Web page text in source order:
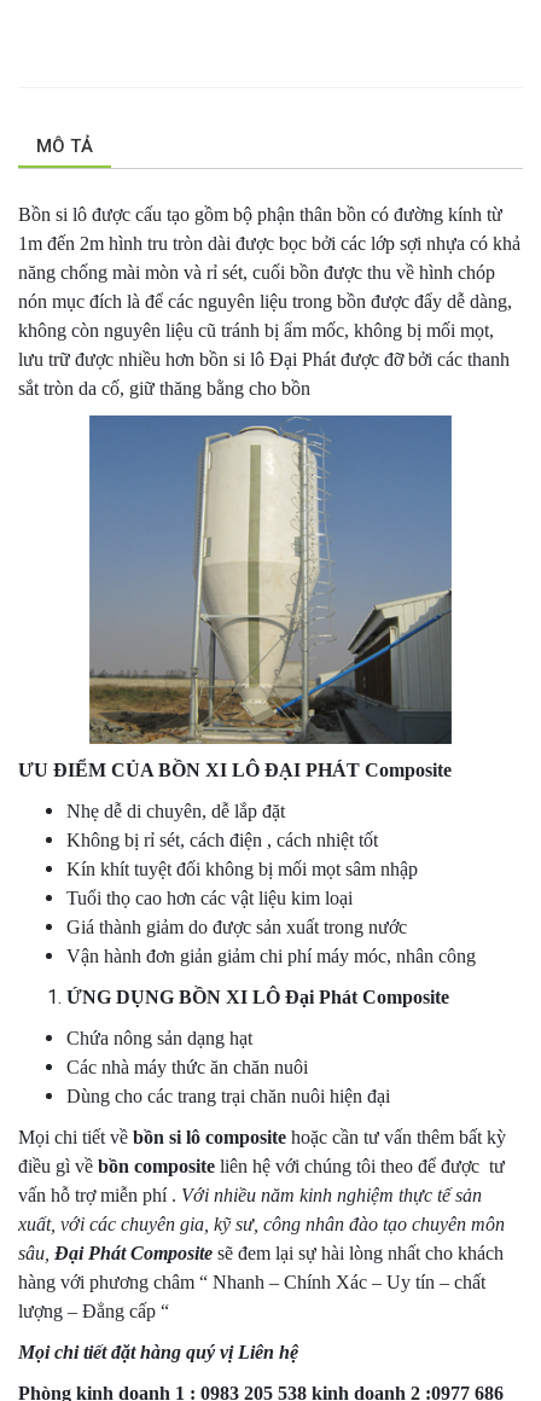
MÔ TẢ
Bồn si lô được cấu tạo gồm bộ phận thân bồn có đường kính từ
1m đến 2m hình tru tròn dài được bọc bởi các lớp sợi nhựa có khả
năng chống mài mòn và rỉ sét, cuối bồn được thu về hình chóp
nón mục đích là để các nguyên liệu trong bồn được đẩy dễ dàng,
không còn nguyên liệu cũ tránh bị ẩm mốc, không bị mối mọt,
lưu trữ được nhiều hơn bồn si lô Đại Phát được đỡ bởi các thanh
sắt tròn da cố, giữ thăng bằng cho bồn
ƯU ĐIỂM CỦA BỒN XI LÔ ĐẠI PHÁT Composite
Nhẹ dễ di chuyên, dễ lắp đặt
Không bị rỉ sét, cách điện , cách nhiệt tốt
Kín khít tuyệt đối không bị mối mọt sâm nhập
Tuổi thọ cao hơn các vật liệu kim loại
Giá thành giảm do được sản xuất trong nước
Vận hành đơn giản giảm chi phí máy móc, nhân công
ỨNG DỤNG BỒN XI LÔ Đại Phát Composite
Chứa nông sản dạng hạt
Các nhà máy thức ăn chăn nuôi
Dùng cho các trang trại chăn nuôi hiện đại
Mọi chi tiết về bồn si lô composite hoặc cần tư vấn thêm bất kỳ
điều gì về bồn composite liên hệ với chúng tôi theo để được tư
vấn hỗ trợ miễn phí . Với nhiều năm kinh nghiệm thực tế sản
xuất, với các chuyên gia, kỹ sư, công nhân đào tạo chuyên môn
sâu, Đại Phát Composite sẽ đem lại sự hài lòng nhất cho khách
hàng với phương châm “ Nhanh – Chính Xác – Uy tín – chất
lượng – Đẳng cấp “
Mọi chi tiết đặt hàng quý vị Liên hệ
Phòng kinh doanh 1 : 0983 205 538 kinh doanh 2 :0977 686